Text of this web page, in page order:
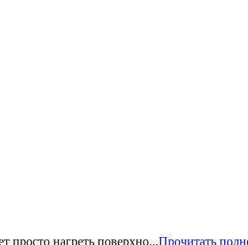
просто нагреть поверхно...Прочитать